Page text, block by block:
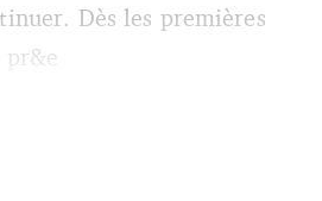
Dès les premières